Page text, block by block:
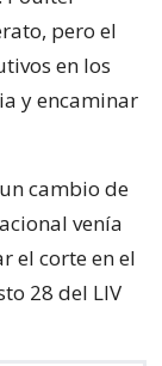
pero el
en los
y encaminar
cambio de
venía
el corte en el
28 del LIV